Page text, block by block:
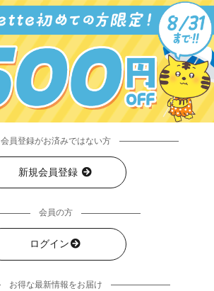
会員登録がお済みではない方
新規会員登録
会員の方
ログイン
お得な最新情報をお届け